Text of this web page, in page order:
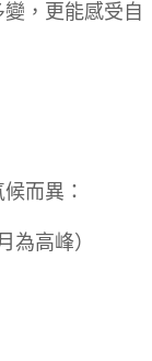
，更能感受自
而異：
為高峰）